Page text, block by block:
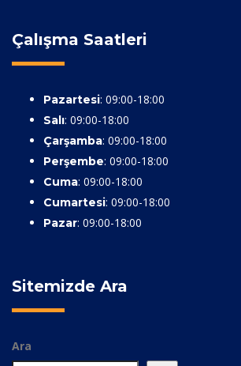
Çalışma Saatleri
Pazartesi: 09:00-18:00
Salı: 09:00-18:00
Çarşamba: 09:00-18:00
Perşembe: 09:00-18:00
Cuma: 09:00-18:00
Cumartesi: 09:00-18:00
Pazar: 09:00-18:00
Sitemizde Ara
Ara